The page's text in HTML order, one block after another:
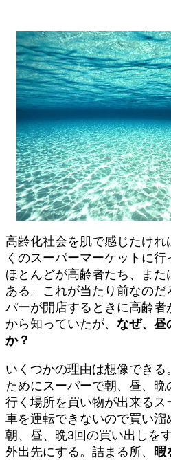
高齢化社会を肌で感じたけ
くのスーパーマーケットに
ほとんどが高齢者たち、ま
ある。これが当たり前なの
パーが開店するときに高齢
から知っていたが、 なぜ、昼
か？
いくつかの理由は想像できる
ためにスーパーで朝、昼、
行く場所を買い物が出来る
車を運転できないので買い溜
朝、昼、晩3回の買い出しを
外出先にする。詰まる所、 暇